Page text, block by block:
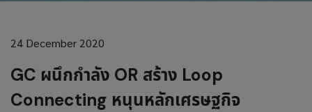
24 December 2020
GC ผนึกกำลัง OR สร้าง Loop
Connecting หนุนหลักเศรษฐกิจ